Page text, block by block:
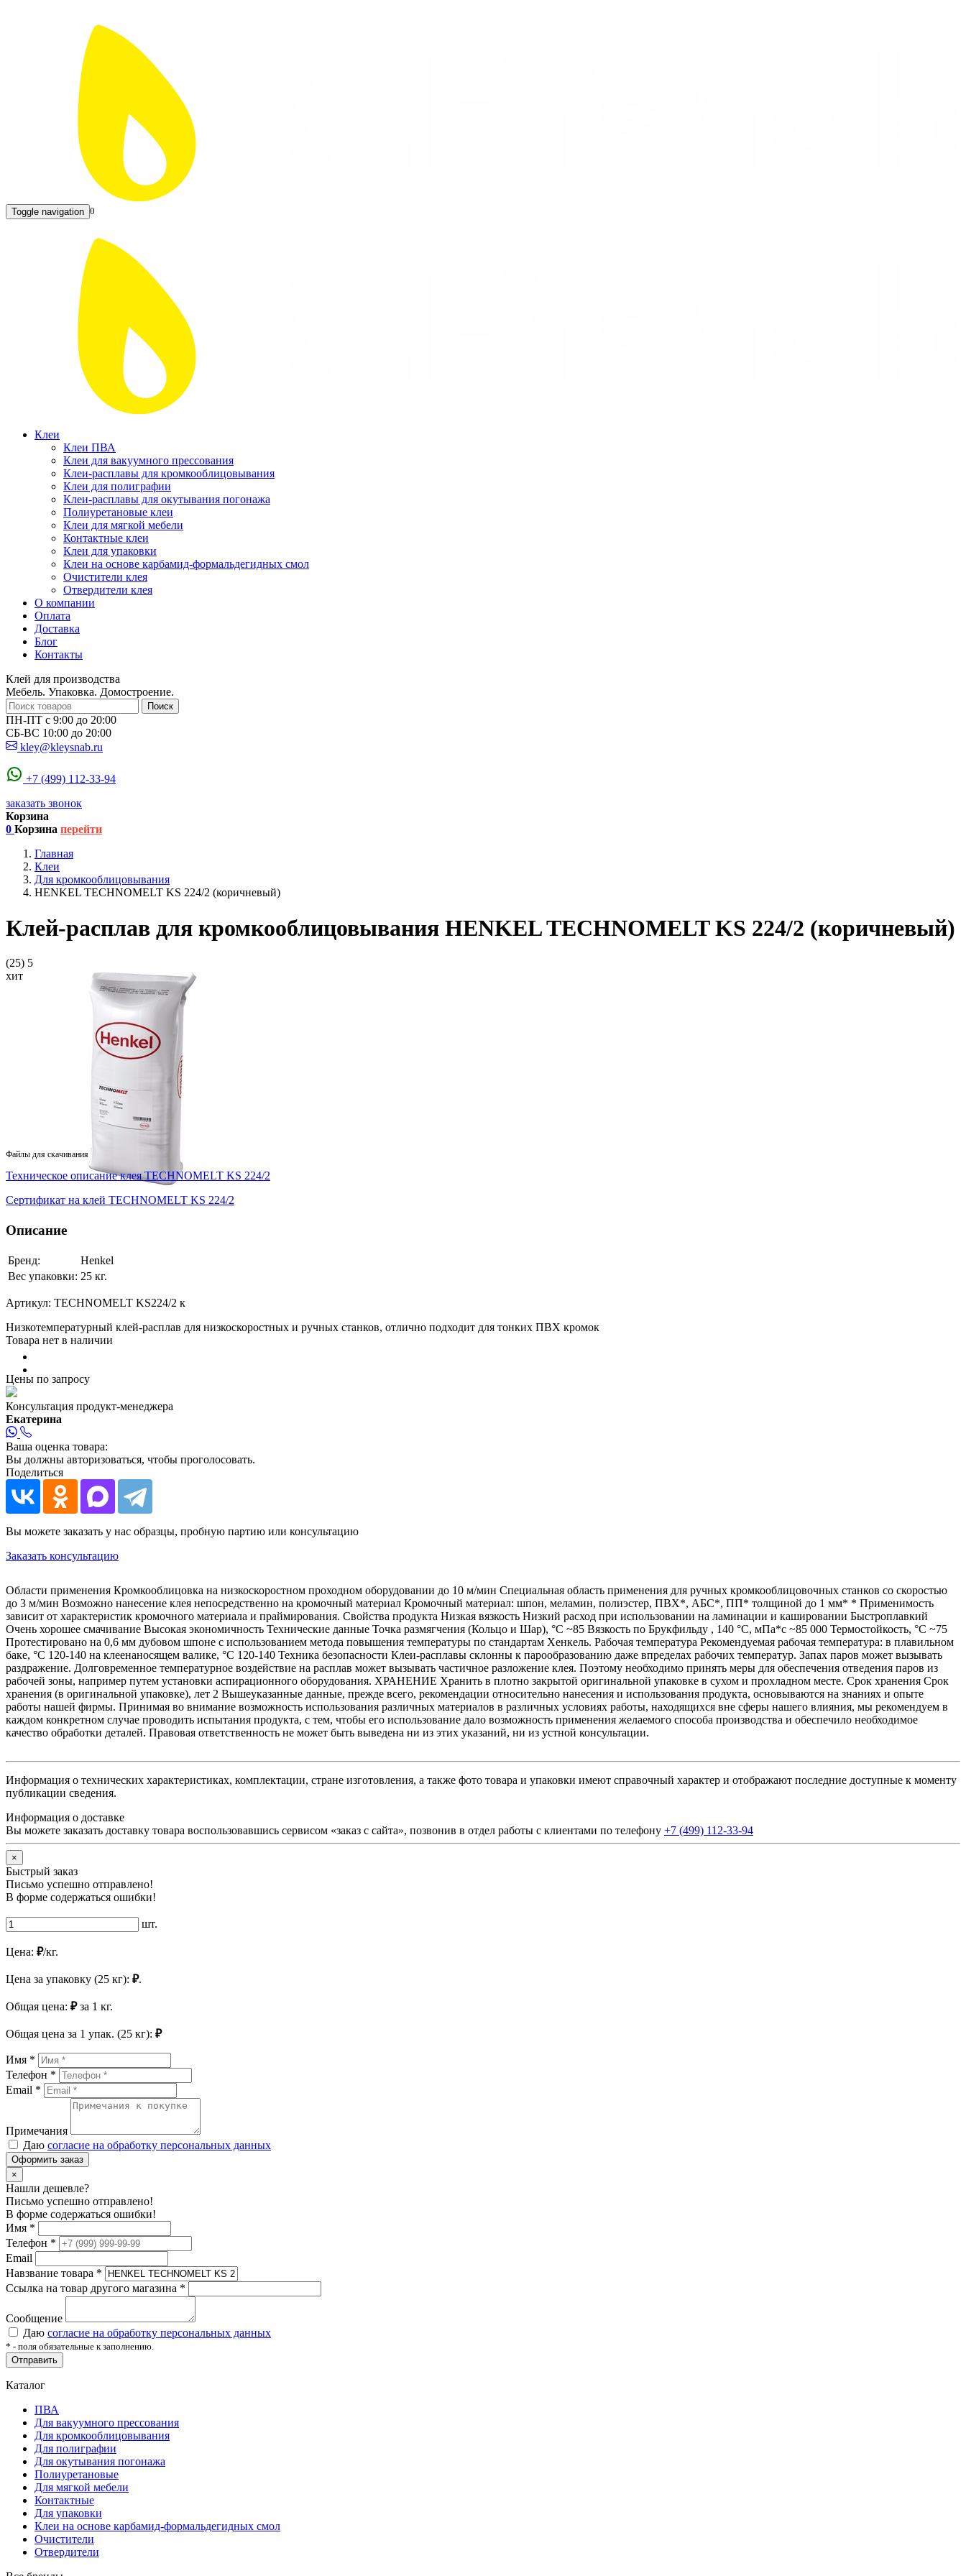
Toggle navigation 0
Клеи
Клеи ПВА
Клеи для вакуумного прессования
Клеи-расплавы для кромкооблицовывания
Клеи для полиграфии
Клеи-расплавы для окутывания погонажа
Полиуретановые клеи
Клеи для мягкой мебели
Контактные клеи
Клеи для упаковки
Клеи на основе карбамид-формальдегидных смол
Очистители клея
Отвердители клея
О компании
Оплата
Доставка
Блог
Контакты
Клей для производства
Мебель. Упаковка. Домостроение.
Поиск
ПН-ПТ с 9:00 до 20:00
СБ-ВС 10:00 до 20:00
kley@kleysnab.ru
+7 (499) 112-33-94
заказать звонок
Корзина
0 Корзина перейти
Главная
Клеи
Для кромкооблицовывания
HENKEL TECHNOMELT KS 224/2 (коричневый)
Клей-расплав для кромкооблицовывания HENKEL TECHNOMELT KS 224/2 (коричневый)
(25) 5
хит
Файлы для скачивания
Техническое описание клея TECHNOMELT KS 224/2
Сертификат на клей TECHNOMELT KS 224/2
Описание
Бренд:
Henkel
Вес упаковки: 25 кг.
Артикул: TECHNOMELT KS224/2 к
Низкотемпературный клей-расплав для низкоскоростных и ручных станков, отлично подходит для тонких ПВХ кромок
Товара нет в наличии
Цены по запросу
Консультация продукт-менеджера
Екатерина
Ваша оценка товара:
Вы должны авторизоваться, чтобы проголосовать.
Поделиться
Вы можете заказать у нас образцы, пробную партию или консультацию
Заказать консультацию
Области применения Кромкооблицовка на низкоскоростном проходном оборудовании до 10 м/мин Специальная область применения для ручных кромкооблицовочных станков со скоростью
до 3 м/мин Возможно нанесение клея непосредственно на кромочный материал Кромочный материал: шпон, меламин, полиэстер, ПВХ*, АБС*, ПП* толщиной до 1 мм* * Применимость
зависит от характеристик кромочного материала и праймирования. Свойства продукта Низкая вязкость Низкий расход при использовании на ламинации и кашировании Быстроплавкий
Очень хорошее смачивание Высокая экономичность Технические данные Точка размягчения (Кольцо и Шар), °C ~85 Вязкость по Брукфильду , 140 °C, мПа*с ~85 000 Термостойкость, °C ~75
Протестировано на 0,6 мм дубовом шпоне с использованием метода повышения температуры по стандартам Хенкель. Рабочая температура Рекомендуемая рабочая температура: в плавильном
баке, °C 120-140 на клеенаносящем валике, °C 120-140 Техника безопасности Клеи-расплавы склонны к парообразованию даже впределах рабочих температур. Запах паров может вызывать
раздражение. Долговременное температурное воздействие на расплав может вызывать частичное разложение клея. Поэтому необходимо принять меры для обеспечения отведения паров из
рабочей зоны, например путем установки аспирационного оборудования. ХРАНЕНИЕ Хранить в плотно закрытой оригинальной упаковке в сухом и прохладном месте. Срок хранения Срок
хранения (в оригинальной упаковке), лет 2 Вышеуказанные данные, прежде всего, рекомендации относительно нанесения и использования продукта, основываются на знаниях и опыте
работы нашей фирмы. Принимая во внимание возможность использования различных материалов в различных условиях работы, находящихся вне сферы нашего влияния, мы рекомендуем в
каждом конкретном случае проводить испытания продукта, с тем, чтобы его использование дало возможность применения желаемого способа производства и обеспечило необходимое
качество обработки деталей. Правовая ответственность не может быть выведена ни из этих указаний, ни из устной консультации.
Информация о технических характеристиках, комплектации, стране изготовления, а также фото товара и упаковки имеют справочный характер и отображают последние доступные к моменту
публикации сведения.
Информация о доставке
Вы можете заказать доставку товара воспользовавшись сервисом «заказ с сайта», позвонив в отдел работы с клиентами по телефону +7 (499) 112-33-94
×
Быстрый заказ
Письмо успешно отправлено!
В форме содержаться ошибки!
шт.
Цена: ₽/кг.
Цена за упаковку (25 кг): ₽.
Общая цена: ₽за 1 кг.
Общая цена за 1 упак. (25 кг): ₽
Имя *
Телефон *
Email *
Примечания
Даю согласие на обработку персональных данных
Оформить заказ
×
Нашли дешевле?
Письмо успешно отправлено!
В форме содержаться ошибки!
Имя *
Телефон *
Email
Навзвание товара *
Ссылка на товар другого магазина *
Сообщение
Даю согласие на обработку персональных данных
* - поля обязательные к заполнению.
Отправить
Каталог
ПВА
Для вакуумного прессования
Для кромкооблицовывания
Для полиграфии
Для окутывания погонажа
Полиуретановые
Для мягкой мебели
Контактные
Для упаковки
Клеи на основе карбамид-формальдегидных смол
Очистители
Отвердители